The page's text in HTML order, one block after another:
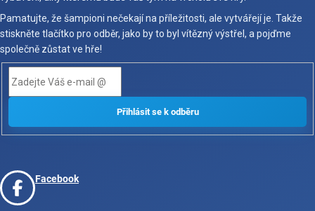
Pamatujte, že šampioni nečekají na příležitosti, ale vytvářejí je. Takže
stiskněte tlačítko pro odběr, jako by to byl vítězný výstřel, a pojďme
společně zůstat ve hře!
Facebook